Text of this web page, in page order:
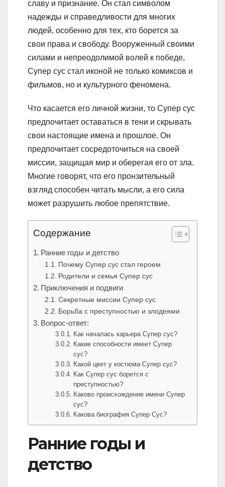
славу и признание. Он стал символом
надежды и справедливости для многих
людей, особенно для тех, кто борется за
свои права и свободу. Вооруженный своими
силами и непреодолимой волей к победе,
Супер сус стал иконой не только комиксов и
фильмов, но и культурного феномена.
Что касается его личной жизни, то Супер сус
предпочитает оставаться в тени и скрывать
свои настоящие имена и прошлое. Он
предпочитает сосредоточиться на своей
миссии, защищая мир и оберегая его от зла.
Многие говорят, что его пронзительный
взгляд способен читать мысли, а его сила
может разрушить любое препятствие.
Содержание
Ранние годы и детство
Почему Супер сус стал героем
Родители и семья Супер сус
Приключения и подвиги
Секретные миссии Супер сус
Борьба с преступностью и злодеями
Вопрос-ответ:
Как началась карьера Супер сус?
Какие способности имеет Супер
сус?
Какой цвет у костюма Супер сус?
Как Супер сус борется с
преступностью?
Каково происхождение имени Супер
сус?
Какова биография Супер Сус?
Ранние годы и
детство